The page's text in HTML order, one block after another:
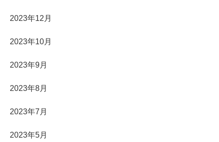
2023年12月
2023年10月
2023年9月
2023年8月
2023年7月
2023年5月